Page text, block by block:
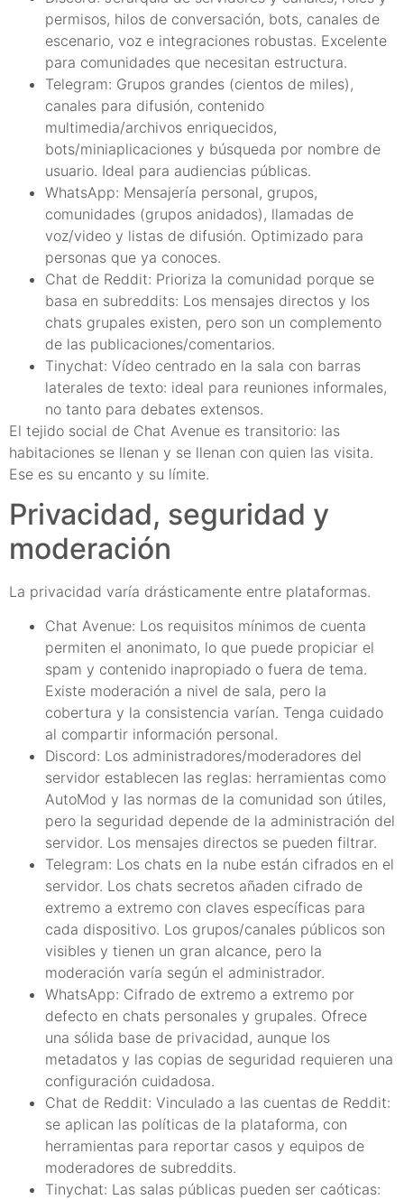
permisos, hilos de conversación, bots, canales de
escenario, voz e integraciones robustas. Excelente
para comunidades que necesitan estructura.
Telegram: Grupos grandes (cientos de miles),
canales para difusión, contenido
multimedia/archivos enriquecidos,
bots/miniaplicaciones y búsqueda por nombre de
usuario. Ideal para audiencias públicas.
WhatsApp: Mensajería personal, grupos,
comunidades (grupos anidados), llamadas de
voz/video y listas de difusión. Optimizado para
personas que ya conoces.
Chat de Reddit: Prioriza la comunidad porque se
basa en subreddits: Los mensajes directos y los
chats grupales existen, pero son un complemento
de las publicaciones/comentarios.
Tinychat: Vídeo centrado en la sala con barras
laterales de texto: ideal para reuniones informales,
no tanto para debates extensos.
El tejido social de Chat Avenue es transitorio: las
habitaciones se llenan y se llenan con quien las visita.
Ese es su encanto y su límite.
Privacidad, seguridad y
moderación
La privacidad varía drásticamente entre plataformas.
Chat Avenue: Los requisitos mínimos de cuenta
permiten el anonimato, lo que puede propiciar el
spam y contenido inapropiado o fuera de tema.
Existe moderación a nivel de sala, pero la
cobertura y la consistencia varían. Tenga cuidado
al compartir información personal.
Discord: Los administradores/moderadores del
servidor establecen las reglas: herramientas como
AutoMod y las normas de la comunidad son útiles,
pero la seguridad depende de la administración del
servidor. Los mensajes directos se pueden filtrar.
Telegram: Los chats en la nube están cifrados en el
servidor. Los chats secretos añaden cifrado de
extremo a extremo con claves específicas para
cada dispositivo. Los grupos/canales públicos son
visibles y tienen un gran alcance, pero la
moderación varía según el administrador.
WhatsApp: Cifrado de extremo a extremo por
defecto en chats personales y grupales. Ofrece
una sólida base de privacidad, aunque los
metadatos y las copias de seguridad requieren una
configuración cuidadosa.
Chat de Reddit: Vinculado a las cuentas de Reddit:
se aplican las políticas de la plataforma, con
herramientas para reportar casos y equipos de
moderadores de subreddits.
Tinychat: Las salas públicas pueden ser caóticas: